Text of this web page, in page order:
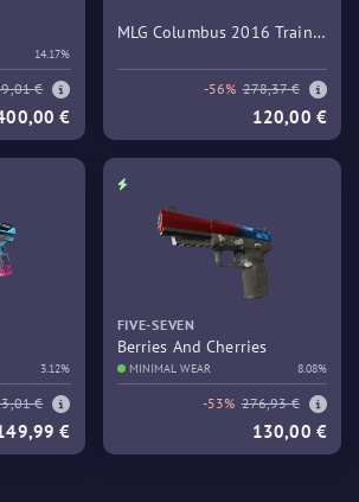
14.17%
€
€
MLG Columbus 2016 Train
-56% 278,37 €
120,00 €
3.12%
€
€
FIVE-SEVEN
Berries And Cherries
MINIMAL WEAR 8.08%
-53% 276,93 €
130,00 €